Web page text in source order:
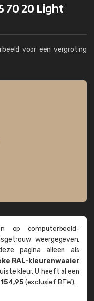
70 20 Light
voor een vergroting
op computer­beeld­
weer­gegeven.
pagina alleen als
RAL-kleuren­waaier
kleur. U heeft al een
(exclusief BTW).